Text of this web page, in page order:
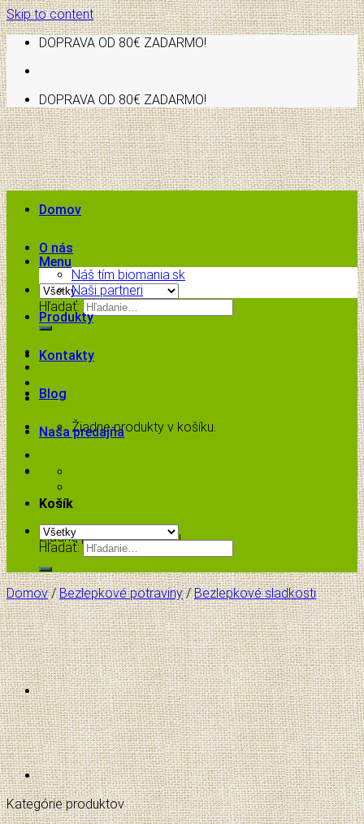
Skip to content
DOPRAVA OD 80€ ZADARMO!
DOPRAVA OD 80€ ZADARMO!
Menu
Hľadať:
Žiadne produkty v košíku.
Košík
Žiadne produkty v košíku.
Domov
O nás
Náš tím biomania.sk
Naši partneri
Produkty
Kontakty
Blog
Naša predajňa
Hľadať:
Domov / Bezlepkové potraviny / Bezlepkové sladkosti
Kategórie produktov